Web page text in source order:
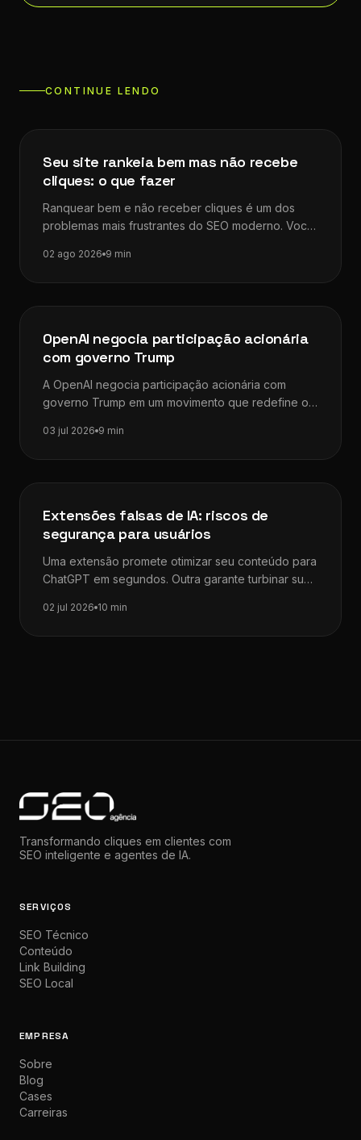
CONTINUE LENDO
Dicas de SEO
Seu site rankeia bem mas não recebe
cliques: o que fazer
Ranquear bem e não receber cliques é um dos
problemas mais frustrantes do SEO moderno. Você
02 ago 2026 9 min
Dicas de SEO
OpenAI negocia participação acionária
com governo Trump
A OpenAI negocia participação acionária com
governo Trump em um movimento que redefine os
03 jul 2026 9 min
Dicas de SEO
Extensões falsas de IA: riscos de
segurança para usuários
Uma extensão promete otimizar seu conteúdo para
ChatGPT em segundos. Outra garante turbinar sua
02 jul 2026 10 min
Transformando cliques em clientes com
SEO inteligente e agentes de IA.
SERVIÇOS
SEO Técnico
Conteúdo
Link Building
SEO Local
EMPRESA
Sobre
Blog
Cases
Carreiras